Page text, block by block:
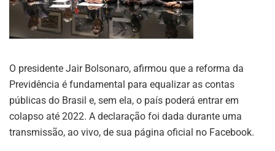
O presidente Jair Bolsonaro, afirmou que a reforma da
Previdência é fundamental para equalizar as contas
públicas do Brasil e, sem ela, o país poderá entrar em
colapso até 2022. A declaração foi dada durante uma
transmissão, ao vivo, de sua página oficial no Facebook.